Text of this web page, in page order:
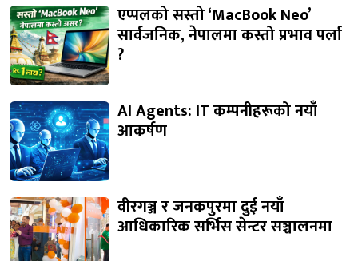
एप्पलको सस्तो ‘MacBook Neo’
सार्वजनिक, नेपालमा कस्तो प्रभाव पर्ला
?
AI Agents: IT कम्पनीहरूको नयाँ
आकर्षण
वीरगञ्ज र जनकपुरमा दुई नयाँ
आधिकारिक सर्भिस सेन्टर सञ्चालनमा